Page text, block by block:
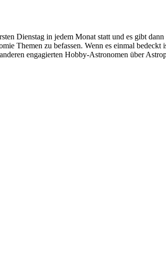
Dienstag in jedem Monat statt und es gibt
Themen zu befassen. Wenn es einmal
engagierten Hobby-Astronomen über